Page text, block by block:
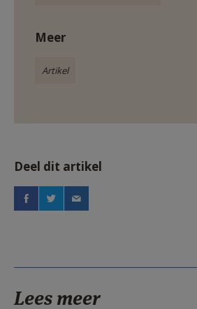
Meer
Artikel
Deel dit artikel
Lees meer